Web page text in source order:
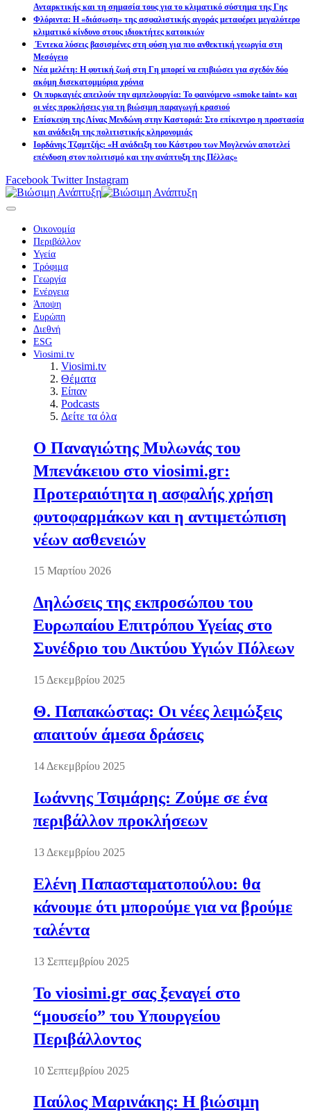
Ανταρκτικής και τη σημασία τους για το κλιματικό σύστημα της Γης
Φλόριντα: Η «διάσωση» της ασφαλιστικής αγοράς μεταφέρει μεγαλύτερο
κλιματικό κίνδυνο στους ιδιοκτήτες κατοικιών
Έντεκα λύσεις βασισμένες στη φύση για πιο ανθεκτική γεωργία στη
Μεσόγειο
Νέα μελέτη: Η φυτική ζωή στη Γη μπορεί να επιβιώσει για σχεδόν δύο
ακόμη δισεκατομμύρια χρόνια
Οι πυρκαγιές απειλούν την αμπελουργία: Το φαινόμενο «smoke taint» και
οι νέες προκλήσεις για τη βιώσιμη παραγωγή κρασιού
Επίσκεψη της Λίνας Μενδώνη στην Καστοριά: Στο επίκεντρο η προστασία
και ανάδειξη της πολιτιστικής κληρονομιάς
Ιορδάνης Τζαμτζής: «Η ανάδειξη του Κάστρου των Μογλενών αποτελεί
επένδυση στον πολιτισμό και την ανάπτυξη της Πέλλας»
Facebook Twitter Instagram
Οικονομία
Περιβάλλον
Υγεία
Τρόφιμα
Γεωργία
Ενέργεια
Άποψη
Ευρώπη
Διεθνή
ESG
Viosimi.tv
Viosimi.tv
Θέματα
Είπαν
Podcasts
Δείτε τα όλα
Ο Παναγιώτης Μυλωνάς του
Μπενάκειου στο viosimi.gr:
Προτεραιότητα η ασφαλής χρήση
φυτοφαρμάκων και η αντιμετώπιση
νέων ασθενειών
15 Μαρτίου 2026
Δηλώσεις της εκπροσώπου του
Ευρωπαίου Επιτρόπου Υγείας στο
Συνέδριο του Δικτύου Υγιών Πόλεων
15 Δεκεμβρίου 2025
Θ. Παπακώστας: Οι νέες λειμώξεις
απαιτούν άμεσα δράσεις
14 Δεκεμβρίου 2025
Ιωάννης Τσιμάρης: Ζούμε σε ένα
περιβάλλον προκλήσεων
13 Δεκεμβρίου 2025
Ελένη Παπασταματοπούλου: θα
κάνουμε ότι μπορούμε για να βρούμε
ταλέντα
13 Σεπτεμβρίου 2025
Το viosimi.gr σας ξεναγεί στο
“μουσείο” του Υπουργείου
Περιβάλλοντος
10 Σεπτεμβρίου 2025
Παύλος Μαρινάκης: Η βιώσιμη